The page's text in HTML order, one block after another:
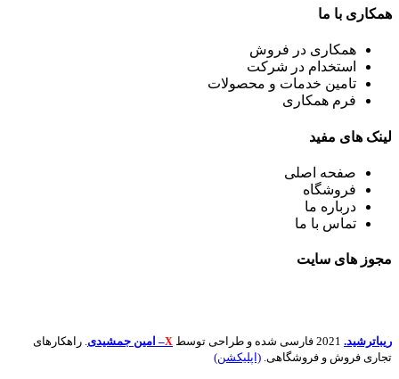
همکاری با ما
همکاری در فروش
استخدام در شرکت
تامین خدمات و محصولات
فرم همکاری
لینک های مفید
صفحه اصلی
فروشگاه
درباره ما
تماس با ما
مجوز های سایت
ریباترشید. 2021 فارسی شده و طراحی توسط X– امین جمشیدی. راهکارهای
تجاری فروش و فروشگاهی. (اپلیکشن)